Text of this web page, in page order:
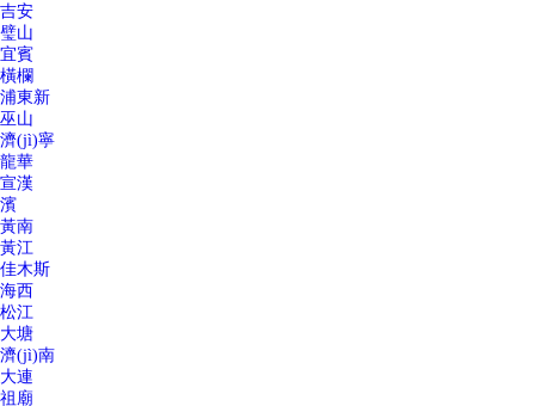
吉安
璧山
宜賓
橫欄
浦東新
巫山
濟(jì)寧
龍華
宣漢
濱
黃南
黃江
佳木斯
海西
松江
大塘
濟(jì)南
大連
祖廟